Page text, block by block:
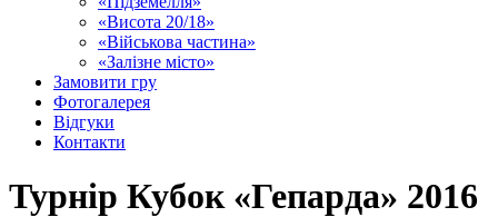
«Висота 20/18»
«Військова частина»
«Залізне місто»
Замовити гру
Фотогалерея
Відгуки
Контакти
Турнір Кубок «Гепарда» 2016